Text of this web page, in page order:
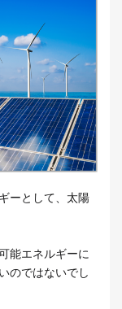
ーとして、太陽
能エネルギーに
のではないでし